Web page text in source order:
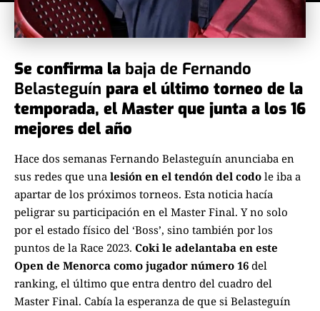
Se confirma la baja de Fernando
Belasteguín para el último torneo de la
temporada, el Master que junta a los 16
mejores del año
Hace dos semanas Fernando Belasteguín anunciaba en
sus redes que una lesión en el tendón del codo le iba a
apartar de los próximos torneos. Esta noticia hacía
peligrar su participación en el Master Final. Y no solo
por el estado físico del ‘Boss’, sino también por los
puntos de la Race 2023. Coki le adelantaba en este
Open de Menorca como jugador número 16 del
ranking, el último que entra dentro del cuadro del
Master Final. Cabía la esperanza de que si Belasteguín